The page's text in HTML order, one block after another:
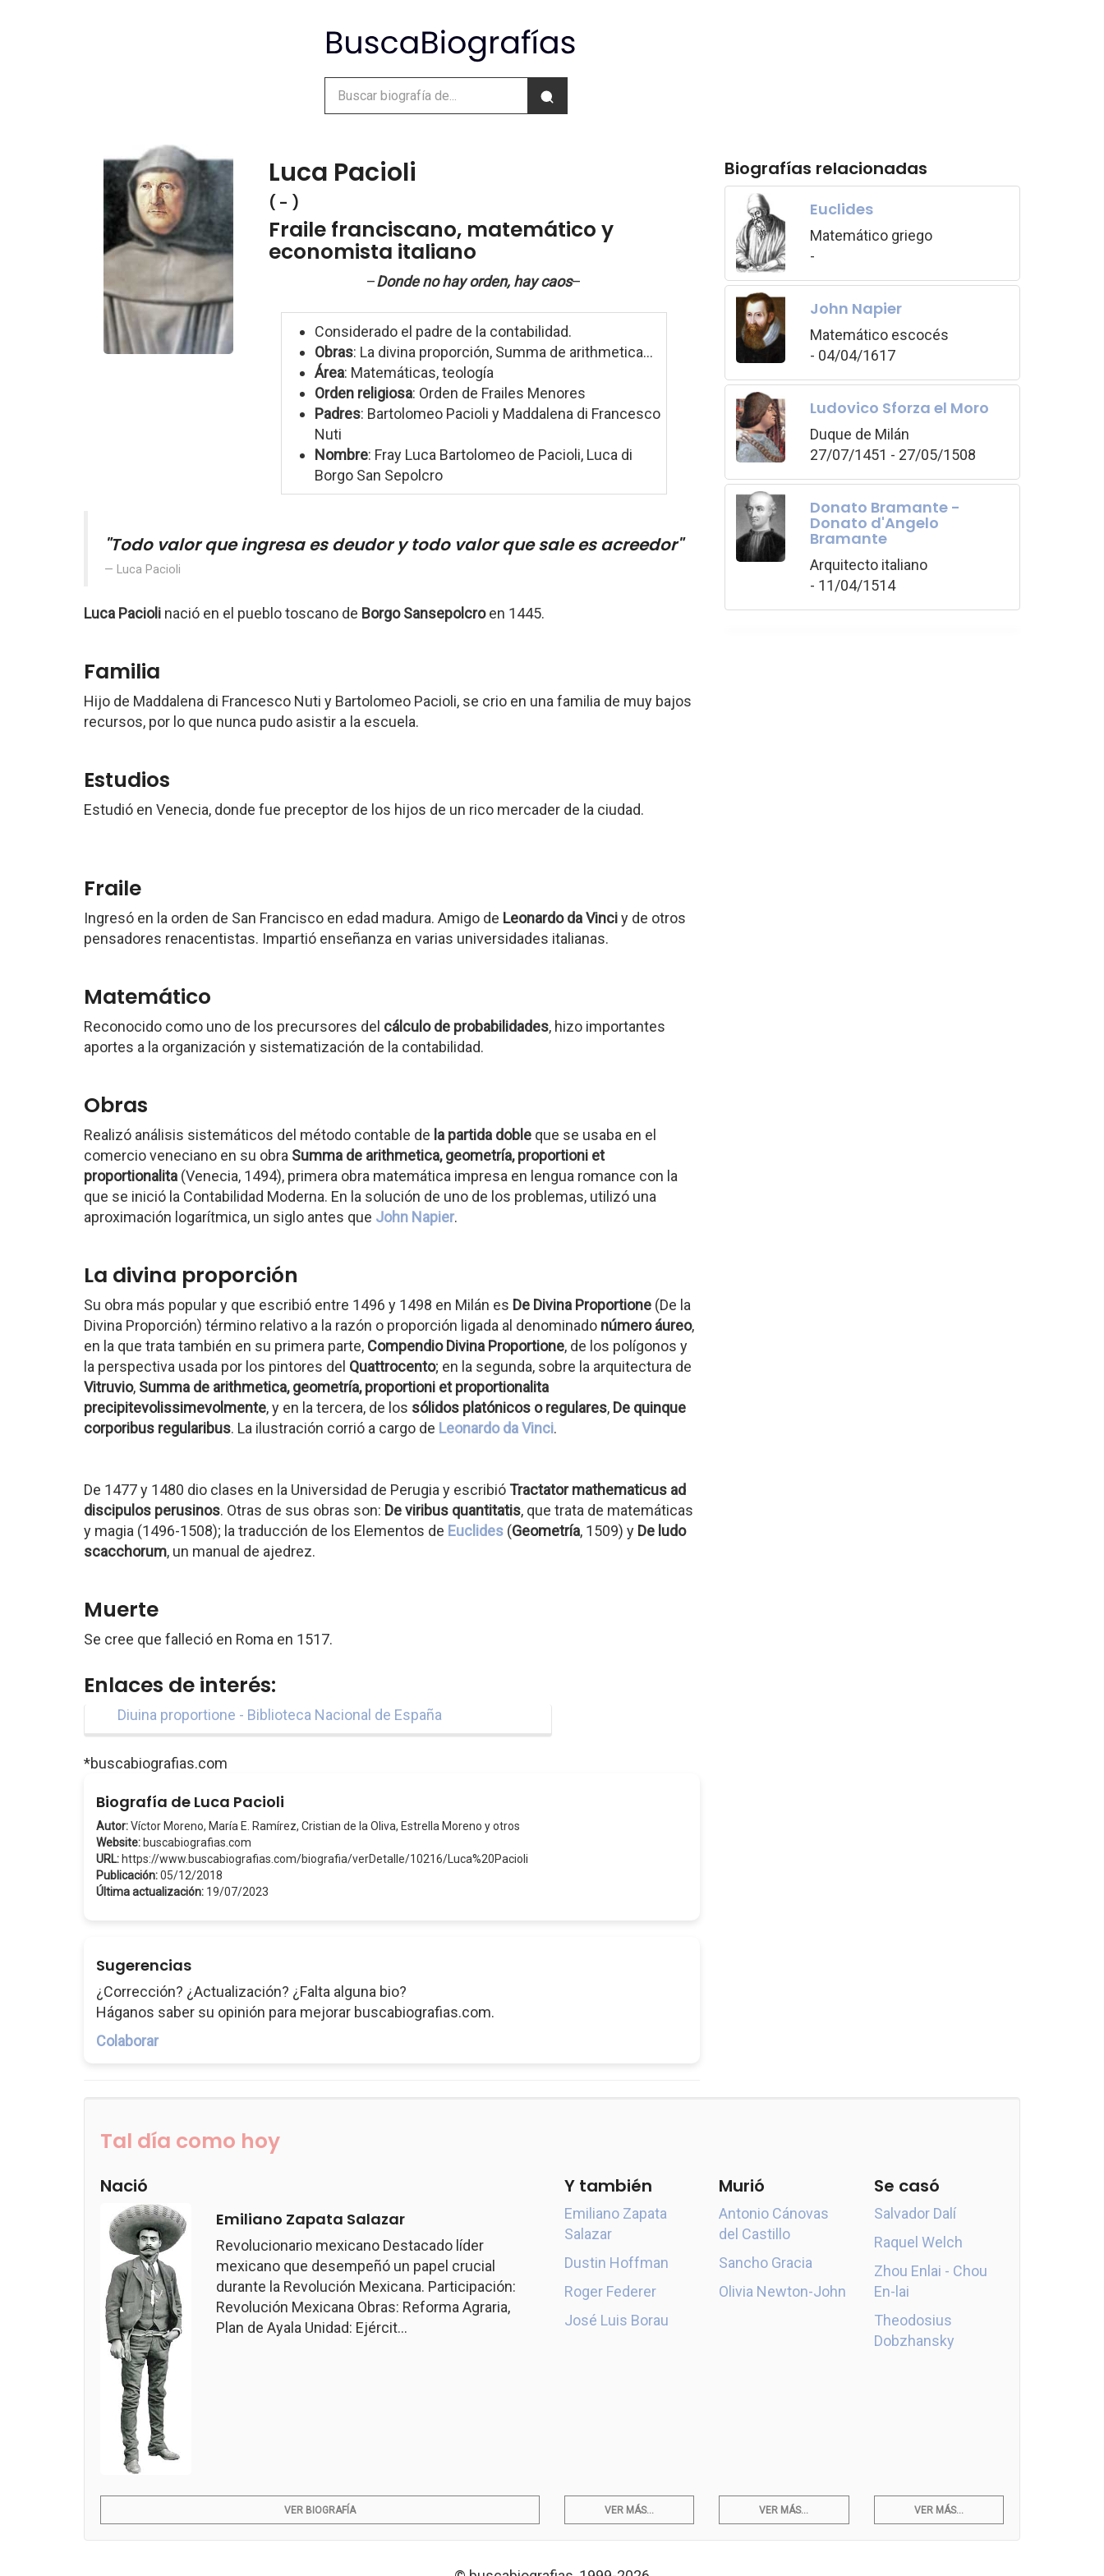
Luca Pacioli
( - )
Fraile franciscano, matemático y
economista italiano
–Donde no hay orden, hay caos–
Considerado el padre de la contabilidad.
Obras: La divina proporción, Summa de arithmetica...
Área: Matemáticas, teología
Orden religiosa: Orden de Frailes Menores
Padres: Bartolomeo Pacioli y Maddalena di Francesco
Nuti
Nombre: Fray Luca Bartolomeo de Pacioli, Luca di
Borgo San Sepolcro
"Todo valor que ingresa es deudor y todo valor que sale es acreedor"
Luca Pacioli
Luca Pacioli nació en el pueblo toscano de Borgo Sansepolcroen 1445.
Familia
Hijo de Maddalena di Francesco Nuti y Bartolomeo Pacioli, se crio en una familia de muy bajos
recursos, por lo que nunca pudo asistir a la escuela.
Estudios
Estudió en Venecia, donde fue preceptor de los hijos de un rico mercader de la ciudad.
Fraile
Ingresó en la orden de San Francisco en edad madura. Amigo de Leonardo da Vinciy de otros
pensadores renacentistas. Impartió enseñanza en varias universidades italianas.
Matemático
Reconocido como uno de los precursores del cálculo de probabilidades, hizo importantes
aportes a la organización y sistematización de la contabilidad.
Obras
Realizó análisis sistemáticos del método contable de la partida doble que se usaba en el
comercio veneciano en su obra Summa de arithmetica, geometría, proportioni et
proportionalita (Venecia, 1494), primera obra matemática impresa en lengua romance con la
que se inició la Contabilidad Moderna. En la solución de uno de los problemas, utilizó una
aproximación logarítmica, un siglo antes que John Napier.
La divina proporción
Su obra más popular y que escribió entre 1496 y 1498 en Milán es De Divina Proportione (De la
Divina Proporción) término relativo a la razón o proporción ligada al denominado número áureo,
en la que trata también en su primera parte, Compendio Divina Proportione, de los polígonos y
la perspectiva usada por los pintores del Quattrocento; en la segunda, sobre la arquitectura de
Vitruvio, Summa de arithmetica, geometría, proportioni et proportionalita
precipitevolissimevolmente, y en la tercera, de los sólidos platónicos o regulares, De quinque
corporibus regularibus. La ilustración corrió a cargo de Leonardo da Vinci.
De 1477 y 1480 dio clases en la Universidad de Perugia y escribió Tractator mathematicus ad
discipulos perusinos. Otras de sus obras son: De viribus quantitatis, que trata de matemáticas
y magia (1496-1508); la traducción de los Elementos de Euclides (Geometría, 1509) y De ludo
scacchorum, un manual de ajedrez.
Muerte
Se cree que falleció en Roma en 1517.
Enlaces de interés:
Diuina proportione - Biblioteca Nacional de España
*buscabiografias.com
Biografía de Luca Pacioli
Autor:Víctor Moreno, María E. Ramírez, Cristian de la Oliva, Estrella Moreno y otros
Website: buscabiografias.com
URL: https://www.buscabiografias.com/biografia/verDetalle/10216/Luca%20Pacioli
Publicación:05/12/2018
Última actualización: 19/07/2023
Sugerencias
¿Corrección? ¿Actualización? ¿Falta alguna bio?
Háganos saber su opinión para mejorar buscabiografias.com.
Colaborar
Biografías relacionadas
Euclides
Matemático griego
-
John Napier
Matemático escocés
- 04/04/1617
Ludovico Sforza el Moro
Duque de Milán
27/07/1451 - 27/05/1508
Donato Bramante -
Donato d'Angelo
Bramante
Arquitecto italiano
- 11/04/1514
Tal día como hoy
Nació
Emiliano Zapata Salazar
Revolucionario mexicano Destacado líder
mexicano que desempeñó un papel crucial
durante la Revolución Mexicana. Participación:
Revolución Mexicana Obras: Reforma Agraria,
Plan de Ayala Unidad: Ejércit...
Y también
Emiliano Zapata
Salazar
Dustin Hoffman
Roger Federer
José Luis Borau
Murió
Antonio Cánovas
del Castillo
Sancho Gracia
Olivia Newton-John
Se casó
Salvador Dalí
Raquel Welch
Zhou Enlai - Chou
En-lai
Theodosius
Dobzhansky
VER BIOGRAFÍA VER MÁS... VER MÁS... VER MÁS...